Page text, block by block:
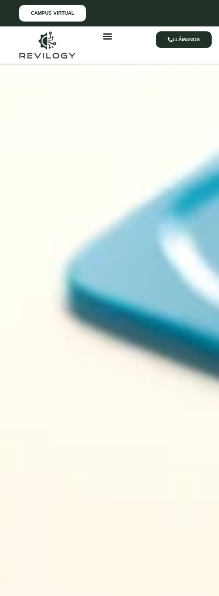
CAMPUS VIRTUAL
LLÁMANOS